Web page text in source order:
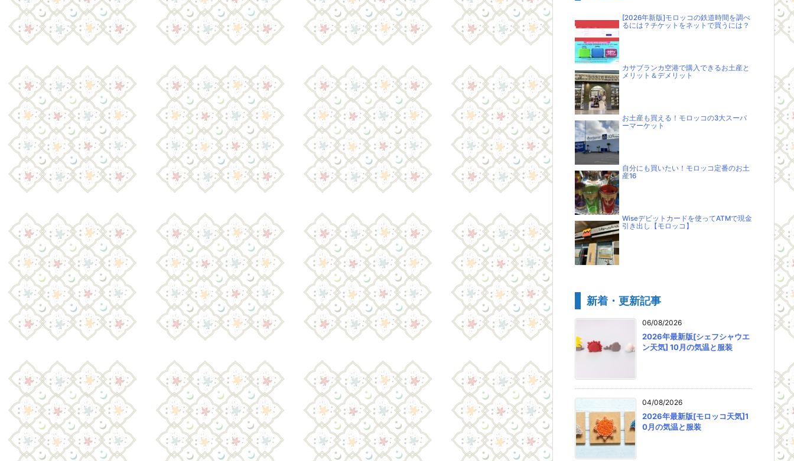
[2026年新版]モロッコの鉄道時間を調べ
るには？チケットをネットで買うには？
カサブランカ空港で購入できるお土産と
メリット＆デメリット
お土産も買える！モロッコの3大スーパ
ーマーケット
自分にも買いたい！モロッコ定番のお土
産16
Wiseデビットカードを使ってATMで現金
引き出し【モロッコ】
新着・更新記事
06/08/2026
2026年最新版[シェフシャウエ
ン天気] 10月の気温と服装
04/08/2026
2026年最新版[モロッコ天気]1
0月の気温と服装